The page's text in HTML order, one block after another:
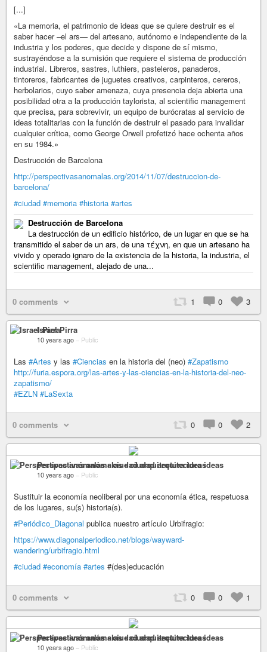
[...]
«La memoria, el patrimonio de ideas que se quiere destruir es el
saber hacer –el ars— del artesano, autónomo e independiente de la
industria y los poderes, que decide y dispone de sí mismo,
sustrayéndose a la sumisión que requiere el sistema de producción
industrial. Libreros, sastres, luthiers, pasteleros, panaderos,
tintoreros, fabricantes de juguetes creativos, carpinteros, cereros,
herbolarios, cuyo saber amenaza, cuya presencia deja abierta una
posibilidad otra a la producción taylorista, al scientific management
que precisa, para sobrevivir, un equipo de burócratas al servicio de
ideas totalitarias con la función de destruir el pasado para invalidar
cualquier crítica, como George Orwell profetizó hace ochenta años
en su 1984.»
Destrucción de Barcelona
http://perspectivasanomalas.org/2014/11/07/destruccion-de-
barcelona/
#ciudad #memoria #historia #artes
Destrucción de Barcelona
La destrucción de un edificio histórico, de un lugar en que se ha
transmitido el saber de un ars, de una τέχνη, en que un artesano ha
vivido y operado ignaro de la existencia de la historia, la industria, el
scientific management, alejado de una...
0 comments 1 0 3
Israel Pirra
10 years ago – Public
Las #Artes y las #Ciencias en la historia del (neo) #Zapatismo
http://furia.espora.org/las-artes-y-las-ciencias-en-la-historia-del-neo-
zapatismo/
#EZLN #LaSexta
0 comments 0 0 2
Perspectivas anómalas • ciudad arquitectura ideas
10 years ago – Public
Sustituir la economía neoliberal por una economía ética, respetuosa
de los lugares, su(s) historia(s).
#Periódico_Diagonal publica nuestro artículo Urbifragio:
https://www.diagonalperiodico.net/blogs/wayward-
wandering/urbifragio.html
#ciudad #economía #artes #(des)educación
0 comments 0 0 1
Perspectivas anómalas • ciudad arquitectura ideas
10 years ago – Public